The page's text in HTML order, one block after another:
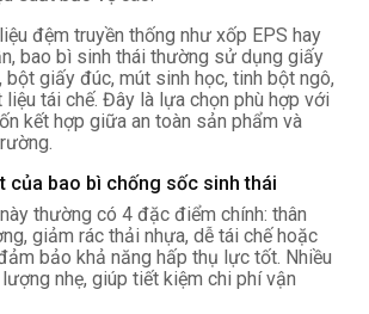
đệm truyền thống như xốp EPS hay
bao bì sinh thái thường sử dụng giấy
giấy đúc, mút sinh học, tinh bột ngô,
tái chế. Đây là lựa chọn phù hợp với
kết hợp giữa an toàn sản phẩm và
của bao bì chống sốc sinh thái
thường có 4 đặc điểm chính: thân
giảm rác thải nhựa, dễ tái chế hoặc
bảo khả năng hấp thụ lực tốt. Nhiều
nhẹ, giúp tiết kiệm chi phí vận